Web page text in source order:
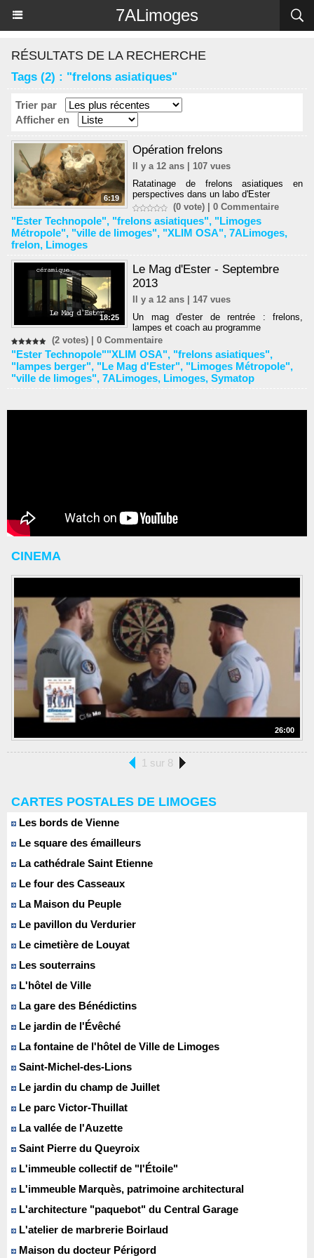
7ALimoges
RÉSULTATS DE LA RECHERCHE
Tags (2) : "frelons asiatiques"
Trier par
Afficher en
6:19
Opération frelons
Il y a 12 ans | 107 vues
Ratatinage de frelons asiatiques en
perspectives dans un labo d'Ester
(0 vote) |0 Commentaire
"Ester Technopole", "frelons asiatiques", "Limoges
Métropole", "ville de limoges", "XLIM OSA", 7ALimoges,
frelon, Limoges
18:25
Le Mag d'Ester - Septembre
2013
Il y a 12 ans | 147 vues
Un mag d'ester de rentrée : frelons,
lampes et coach au programme
(2 votes) | 0 Commentaire
"Ester Technopole""XLIM OSA", "frelons asiatiques",
"lampes berger", "Le Mag d'Ester", "Limoges Métropole",
"ville de limoges", 7ALimoges, Limoges, Symatop
CINEMA
26:00
1 sur 8
CARTES POSTALES DE LIMOGES
Les bords de Vienne
Le square des émailleurs
La cathédrale Saint Etienne
Le four des Casseaux
La Maison du Peuple
Le pavillon du Verdurier
Le cimetière de Louyat
Les souterrains
L'hôtel de Ville
La gare des Bénédictins
Le jardin de l'Évêché
La fontaine de l'hôtel de Ville de Limoges
Saint-Michel-des-Lions
Le jardin du champ de Juillet
Le parc Victor-Thuillat
La vallée de l'Auzette
Saint Pierre du Queyroix
L'immeuble collectif de "l'Étoile"
L'immeuble Marquès, patrimoine architectural
L'architecture "paquebot" du Central Garage
L'atelier de marbrerie Boirlaud
Maison du docteur Périgord